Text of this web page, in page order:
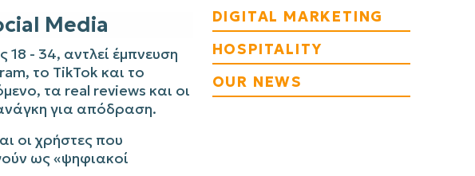
Media
18 - 34, αντλεί έμπνευση
το TikTok και το
τα real reviews και οι
για απόδραση.
οι χρήστες που
ως «ψηφιακοί
DIGITAL MARKETING
HOSPITALITY
OUR NEWS